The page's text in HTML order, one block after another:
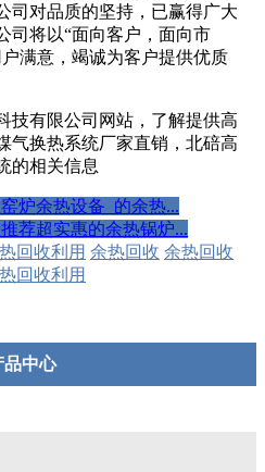
司对品质的坚持，已赢得广大
司将以“面向客户，面向市
满意，竭诚为客户提供优质
技有限公司网站，了解提供高
气换热系统厂家直销，北碚高
的相关信息
炉余热设备_的余热...
荐超实惠的余热锅炉...
回收利用 余热回收 余热回收
回收利用
品中心